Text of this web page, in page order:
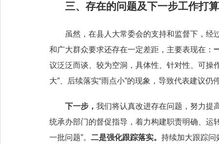
三、存在的问题及下一步工作打算
虽然，在县人大常委会的支持和监督下，
和广大群众要求还存在一定差距，主要表现在：
议泛泛而谈、较为空洞，具体性、针对性、可操
大”、后续落实“雨点小”的现象，导致代表建议仍
下一步， 我们将认真改进存在问题，努力提
统承办部门的督促指导，着力构建职责明确、运
一批问题”。 二是强化跟踪落实。 持续加大跟踪问